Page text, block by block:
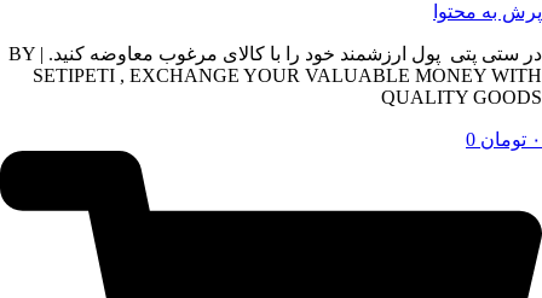
پرش به محتوا
در ستی پتی پول ارزشمند خود را با کالای مرغوب معاوضه کنید. | BY
SETIPETI , EXCHANGE YOUR VALUABLE MONEY WITH
QUALITY GOODS
۰ تومان 0